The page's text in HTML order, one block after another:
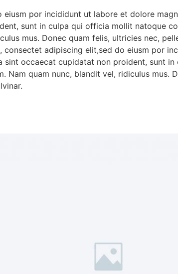
por incididunt ut labore et dolore
sunt in culpa qui officia mollit natoque
mus. Donec quam felis, ultricies nec,
adipiscing elit,sed do eiusm por
occaecat cupidatat non proident, sunt
Nam quam nunc, blandit vel, ridiculus